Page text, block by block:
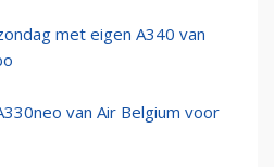
met eigen A340 van
van Air Belgium voor